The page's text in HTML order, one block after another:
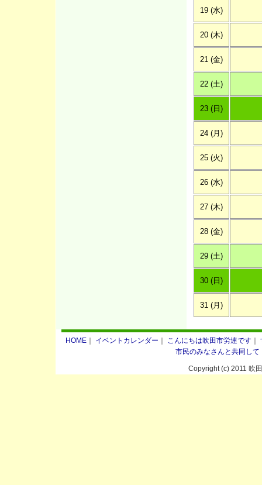
19 (水)
20 (木)
21 (金)
22 (土)
23 (日)
24 (月)
25 (火)
26 (水)
27 (木)
28 (金)
29 (土)
30 (日)
31 (月)
HOME イベントカレンダー こんにちは吹田市労連です
市民のみなさんと共同して
Copyright (c) 2011 吹